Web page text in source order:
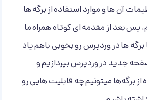
آن ها و موارد استفاده از برگه ها
پس بعد از مقدمه ای کوتاه همراه ما
برگه ها در وردپرس رو بخوبی باهم یاد
جدید در وردپرس بپردازیم و
از برگه‌ها میتونیم چه قابلیت هایی رو